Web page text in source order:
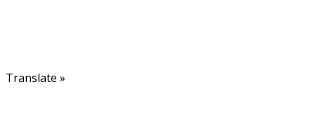
Translate »